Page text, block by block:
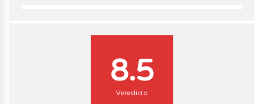
8.5
Veredicto